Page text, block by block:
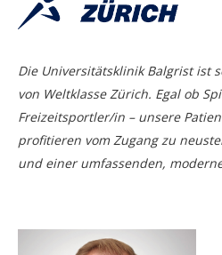
Die Universitätsklinik Balgrist ist
von Weltklasse Zürich. Egal ob
Freizeitsportler/in – unsere
profitieren vom Zugang zu
und einer umfassenden,